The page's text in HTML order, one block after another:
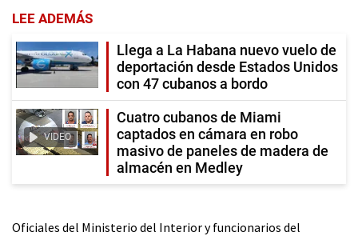
LEE ADEMÁS
Llega a La Habana nuevo vuelo de
deportación desde Estados Unidos
con 47 cubanos a bordo
VIDEO
Cuatro cubanos de Miami
captados en cámara en robo
masivo de paneles de madera de
almacén en Medley
Oficiales del Ministerio del Interior y funcionarios del